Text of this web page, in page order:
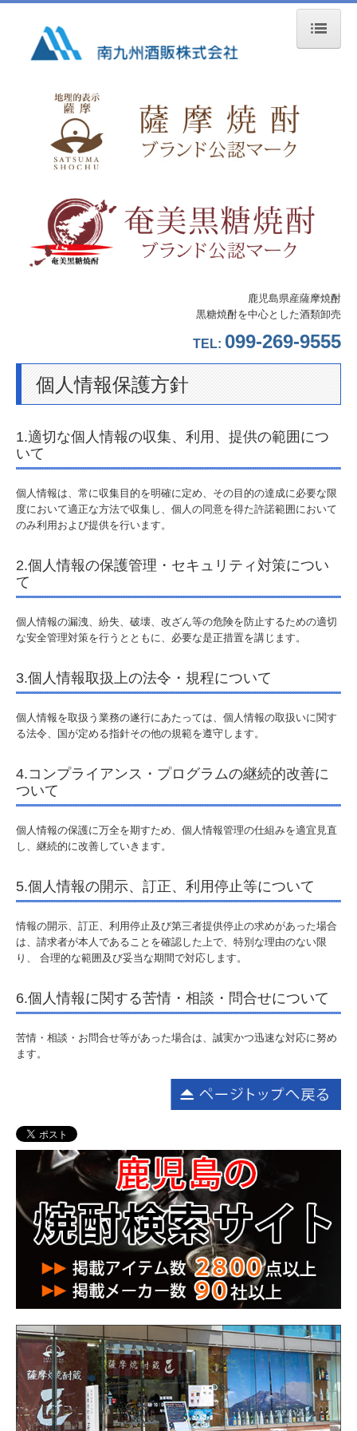
会社概要
ご挨拶
概要・沿革・組織図
事業所案内
採用情報
卸売業
その他
取扱商品
新商品
企画商品
取扱店舗紹介
直営店
焼酎が買えるお店
お得意先酒販店様向け
お問合わせ
個人情報保護方針
”第4回 錦江湾Shochuナイトクルーズ”
鹿児島県産薩摩焼酎
黒糖焼酎を中心とした酒類卸売
TEL: 099-269-9555
個人情報保護方針
1.適切な個人情報の収集、利用、提供の範囲につ
いて
個人情報は、常に収集目的を明確に定め、その目的の達成に必要な限
度において適正な方法で収集し、個人の同意を得た許諾範囲において
のみ利用および提供を行います。
2.個人情報の保護管理・セキュリティ対策につい
て
個人情報の漏洩、紛失、破壊、改ざん等の危険を防止するための適切
な安全管理対策を行うとともに、必要な是正措置を講じます。
3.個人情報取扱上の法令・規程について
個人情報を取扱う業務の遂行にあたっては、個人情報の取扱いに関す
る法令、国が定める指針その他の規範を遵守します。
4.コンプライアンス・プログラムの継続的改善に
ついて
個人情報の保護に万全を期すため、個人情報管理の仕組みを適宜見直
し、継続的に改善していきます。
5.個人情報の開示、訂正、利用停止等について
情報の開示、訂正、利用停止及び第三者提供停止の求めがあった場合
は、請求者が本人であることを確認した上で、特別な理由のない限
り、 合理的な範囲及び妥当な期間で対応します。
6.個人情報に関する苦情・相談・問合せについて
苦情・相談・お問合せ等があった場合は、誠実かつ迅速な対応に努め
ます。